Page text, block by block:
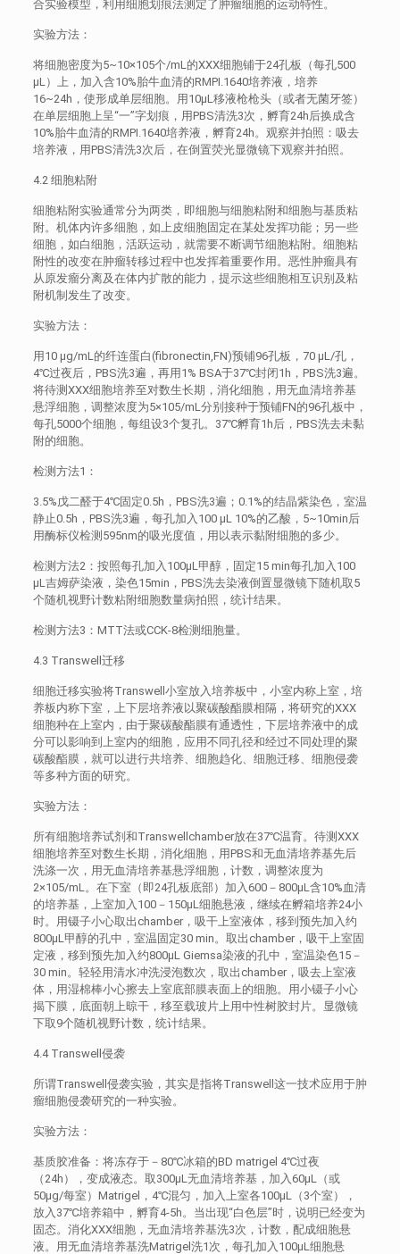
合实验模型，利用细胞划痕法测定了肿瘤细胞的运动特性。
实验方法：
将细胞密度为5~10×105个/mL的XXX细胞铺于24孔板（每孔500
μL）上，加入含10%胎牛血清的RMPI.1640培养液，培养
16~24h，使形成单层细胞。用10μL移液枪枪头（或者无菌牙签）
在单层细胞上呈“一”字划痕，用PBS清洗3次，孵育24h后换成含
10%胎牛血清的RMPI.1640培养液，孵育24h。观察并拍照：吸去
培养液，用PBS清洗3次后，在倒置荧光显微镜下观察并拍照。
4.2 细胞粘附
细胞粘附实验通常分为两类，即细胞与细胞粘附和细胞与基质粘
附。机体内许多细胞，如上皮细胞固定在某处发挥功能；另一些
细胞，如白细胞，活跃运动，就需要不断调节细胞粘附。细胞粘
附性的改变在肿瘤转移过程中也发挥着重要作用。恶性肿瘤具有
从原发瘤分离及在体内扩散的能力，提示这些细胞相互识别及粘
附机制发生了改变。
实验方法：
用10 μg/mL的纤连蛋白(fibronectin,FN)预铺96孔板，70 μL/孔，
4℃过夜后，PBS洗3遍，再用1% BSA于37℃封闭1h，PBS洗3遍。
将待测XXX细胞培养至对数生长期，消化细胞，用无血清培养基
悬浮细胞，调整浓度为5×105/mL分别接种于预铺FN的96孔板中，
每孔5000个细胞，每组设3个复孔。37℃孵育1h后，PBS洗去未黏
附的细胞。
检测方法1：
3.5%戊二醛于4℃固定0.5h，PBS洗3遍；0.1%的结晶紫染色，室温
静止0.5h，PBS洗3遍，每孔加入100 μL 10%的乙酸，5~10min后
用酶标仪检测595nm的吸光度值，用以表示黏附细胞的多少。
检测方法2：按照每孔加入100μL甲醇，固定15 min每孔加入100
μL吉姆萨染液，染色15min，PBS洗去染液倒置显微镜下随机取5
个随机视野计数粘附细胞数量病拍照，统计结果。
检测方法3：MTT法或CCK-8检测细胞量。
4.3 Transwell迁移
细胞迁移实验将Transwell小室放入培养板中，小室内称上室，培
养板内称下室，上下层培养液以聚碳酸酯膜相隔，将研究的XXX
细胞种在上室内，由于聚碳酸酯膜有通透性，下层培养液中的成
分可以影响到上室内的细胞，应用不同孔径和经过不同处理的聚
碳酸酯膜，就可以进行共培养、细胞趋化、细胞迁移、细胞侵袭
等多种方面的研究。
实验方法：
所有细胞培养试剂和Transwellchamber放在37℃温育。待测XXX
细胞培养至对数生长期，消化细胞，用PBS和无血清培养基先后
洗涤一次，用无血清培养基悬浮细胞，计数，调整浓度为
2×105/mL。在下室（即24孔板底部）加入600－800μL含10%血清
的培养基，上室加入100－150μL细胞悬液，继续在孵箱培养24小
时。用镊子小心取出chamber，吸干上室液体，移到预先加入约
800μL甲醇的孔中，室温固定30 min。取出chamber，吸干上室固
定液，移到预先加入约800μL Giemsa染液的孔中，室温染色15－
30 min。轻轻用清水冲洗浸泡数次，取出chamber，吸去上室液
体，用湿棉棒小心擦去上室底部膜表面上的细胞。用小镊子小心
揭下膜，底面朝上晾干，移至载玻片上用中性树胶封片。显微镜
下取9个随机视野计数，统计结果。
4.4 Transwell侵袭
所谓Transwell侵袭实验，其实是指将Transwell这一技术应用于肿
瘤细胞侵袭研究的一种实验。
实验方法：
基质胶准备：将冻存于－80℃冰箱的BD matrigel 4℃过夜
（24h），变成液态。取300μL无血清培养基，加入60μL（或
50μg/每室）Matrigel，4℃混匀，加入上室各100μL（3个室），
放入37℃培养箱中，孵育4-5h。当出现“白色层”时，说明已经变为
固态。消化XXX细胞，无血清培养基洗3次，计数，配成细胞悬
液。用无血清培养基洗Matrigel洗1次，每孔加入100μL细胞悬